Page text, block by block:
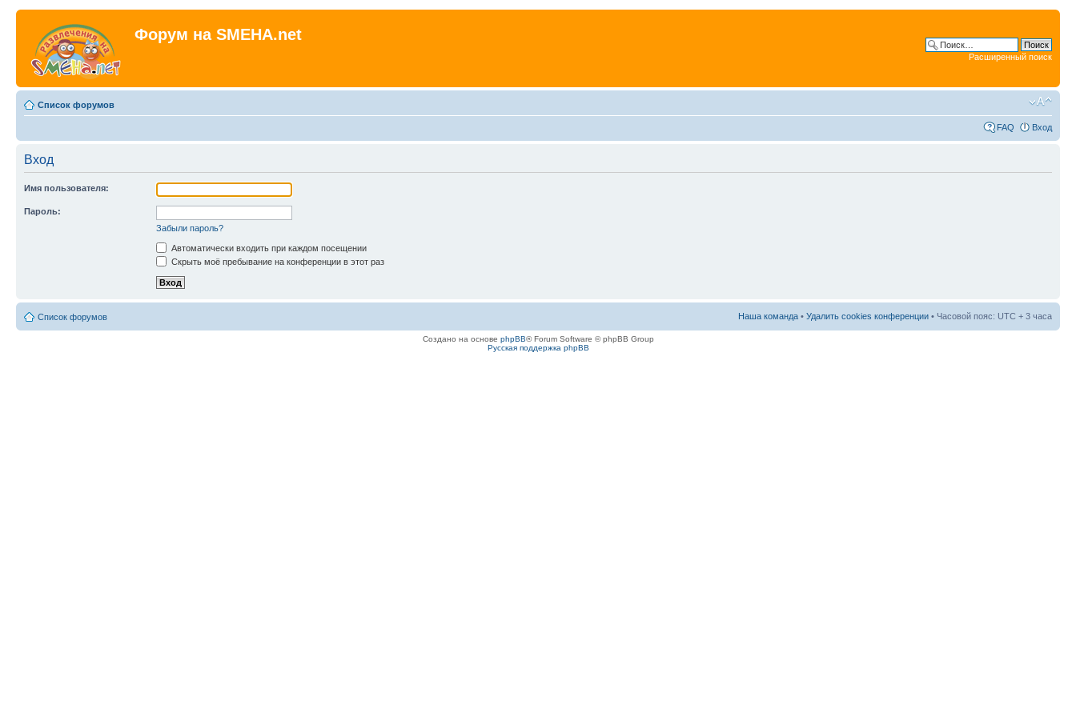
Форум на SMEHA.net
Расширенный поиск
Список форумов
FAQ Вход
Вход
Имя пользователя:
Пароль:
Забыли пароль?
Автоматически входить при каждом посещении
Скрыть моё пребывание на конференции в этот раз
Список форумов Наша команда • Удалить cookies конференции • Часовой пояс: UTC + 3 часа
Создано на основе phpBB® Forum Software © phpBB Group
Русская поддержка phpBB